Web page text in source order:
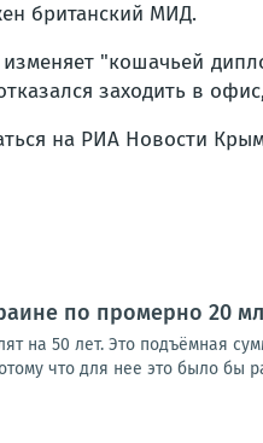
британский МИД.
"кошачьей
заходить в
на РИА Новости
по промерно 20
на 50 лет. Это подъёмная
что для нее это было бы